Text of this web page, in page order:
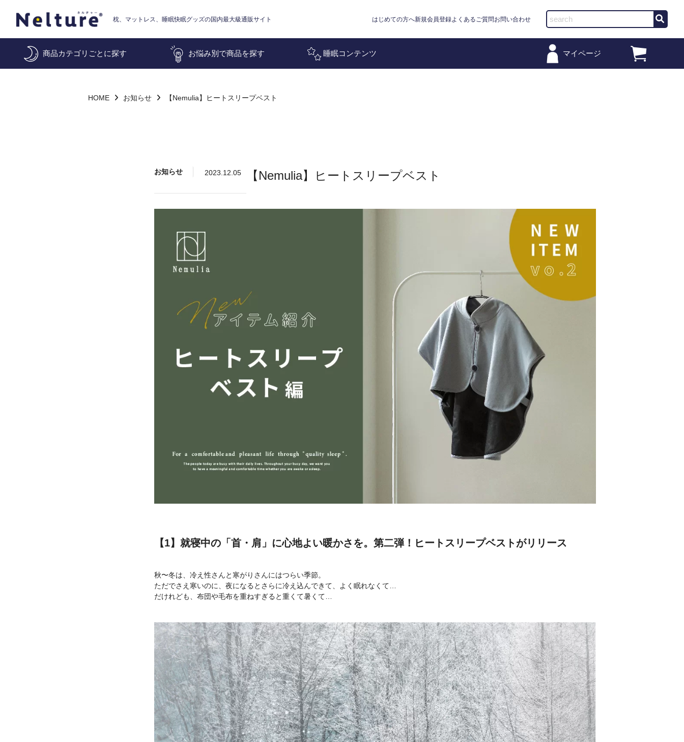
枕、マットレス、睡眠快眠グッズの国内最大級通販サイト はじめての方へ新規会員登録よくあるご質問お問い合わせ
検索
商品カテゴリごとに探す お悩み別で商品を探す 睡眠コンテンツ マイページ
HOME お知らせ 【Nemulia】ヒートスリープベスト
お知らせ 2023.12.05 【Nemulia】ヒートスリープベスト
【1】就寝中の「首・肩」に心地よい暖かさを。第二弾！ヒートスリープベストがリリース
秋〜冬は、冷え性さんと寒がりさんにはつらい季節。
ただでさえ寒いのに、夜になるとさらに冷え込んできて、よく眠れなくて…
だけれども、布団や毛布を重ねすぎると重くて暑くて…